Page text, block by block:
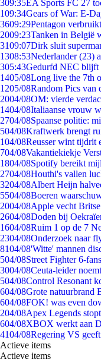
309:35EA Sports FC 27
109:34Gears of War: E-
3609:29Pentagon
2009:23Tanken in België
3109:07Dirk sluit
1308:53Nederlander (23)
305:43Gedurfd NEC blijft
1405/08Long live the 7th
1205/08Random Pics van
2004/08OM: vierde
1404/08Italiaanse vrouw
2704/08Spaanse politie:
504/08Kraftwerk brengt
104/08Reusser wint tijdrit
704/08Vakantiekiekje
1804/08Spotify bereikt
2704/08Houthi's vallen
3204/08Albert Heijn
5504/08Boeren
2004/08Apple vecht
2604/08Doden bij
1604/08Ruim 1 op de 7
2304/08Onderzoek naar
8104/08'Witte' mannen
504/08Street Fighter 6-
3004/08Ceuta-leider
504/08Control Resonant
604/08Grote natuurbrand
604/08FOK! was even
204/08Apex Legends
604/08XBOX werkt aan
4104/08Regering VS
Actieve items
Actieve items